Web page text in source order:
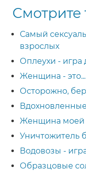
Смотрите
Самый
взрослых
Оплеухи -
Женщина -
Осторожно,
Женщина моей
Уничтожитель
Водовозы -
Образцовые